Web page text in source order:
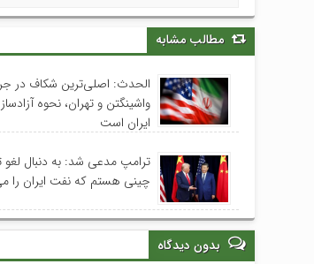
مطالب مشابه
الحدث: اصلی‌ترین شکاف در
واشینگتن و تهران، نحوه
ایران است
ترامپ مدعی شد: به دنبال
چینی هستم که نفت ایران را
بدون دیدگاه